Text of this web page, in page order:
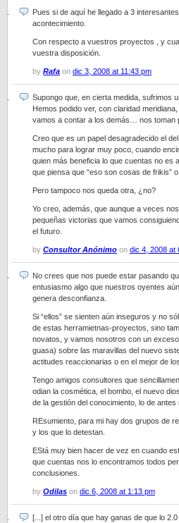
Pues si de aquí he llegado a 3
acontecimiento.
Con respecto a vuestros proyectos , y
vuestra disposición.
by Rafa on dic 3, 2008 at 11:43 pm
Supongo que, en cierta medida, sufrimos
Hemos podido ver, con claridad
vamos a contar a los demás… nos toman
Creo que es un papel desagradecido el
mucho para lograr muy poco, cuando
quien más beneficia lo que cuentas no es
que piensa que “eso son cosas de frikis” o
Pero tampoco nos queda otra, ¿no?
Yo creo, además, que aunque a veces
pequeñas victorias que vamos
el futuro.
by Consultor Anónimo on dic 4, 2008 at
No crees que nos puede estar pasando
entusiasmo algo que nuestros oyentes
genera desconfianza.
Si “ellos” se sienten aún inseguros y no
de estas herramietnas-proyectos, sino
novatos, y vamos nosotros con un
guasa) sobre las maravillas del nuevo
actitudes reaccionarias o en el mejor de
Tengo amigos consultores que
odian la cosmética, el bombo, el nuevo
de la gestión del conocimiento, lo de antes
REsumiento, para mi hay dos grupos de
y los que lo detestan.
EStá muy bien hacer de vez en cuando
que cuentas nos lo encontramos todos
conclusiones.
by Odilas on dic 6, 2008 at 1:13 pm
[...] el otro día que hay ganas de que lo